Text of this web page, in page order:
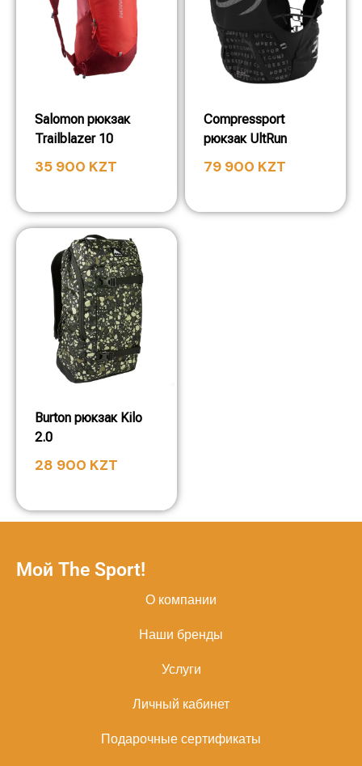
Salomon рюкзак
Trailblazer 10
35 900 KZT
Compressport
рюкзак UltRun
79 900 KZT
Burton рюкзак Kilo
2.0
28 900 KZT
Мой The Sport!
О компании
Наши бренды
Услуги
Личный кабинет
Подарочные сертификаты